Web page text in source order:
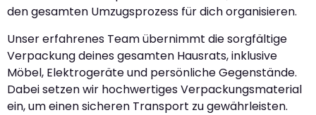
den gesamten Umzugsprozess für dich organisieren.
Unser erfahrenes Team übernimmt die sorgfältige
Verpackung deines gesamten Hausrats, inklusive
Möbel, Elektrogeräte und persönliche Gegenstände.
Dabei setzen wir hochwertiges Verpackungsmaterial
ein, um einen sicheren Transport zu gewährleisten.